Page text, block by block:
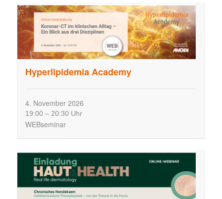
t
e
n
,
N
i
o
Hyperlipidemia Academy
4. November 2026
19:00 – 20:30 Uhr
WEBseminar